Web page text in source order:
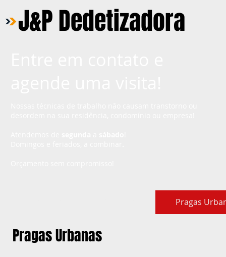
J&P Dedetizadora
Pragas
Pragas Urbanas